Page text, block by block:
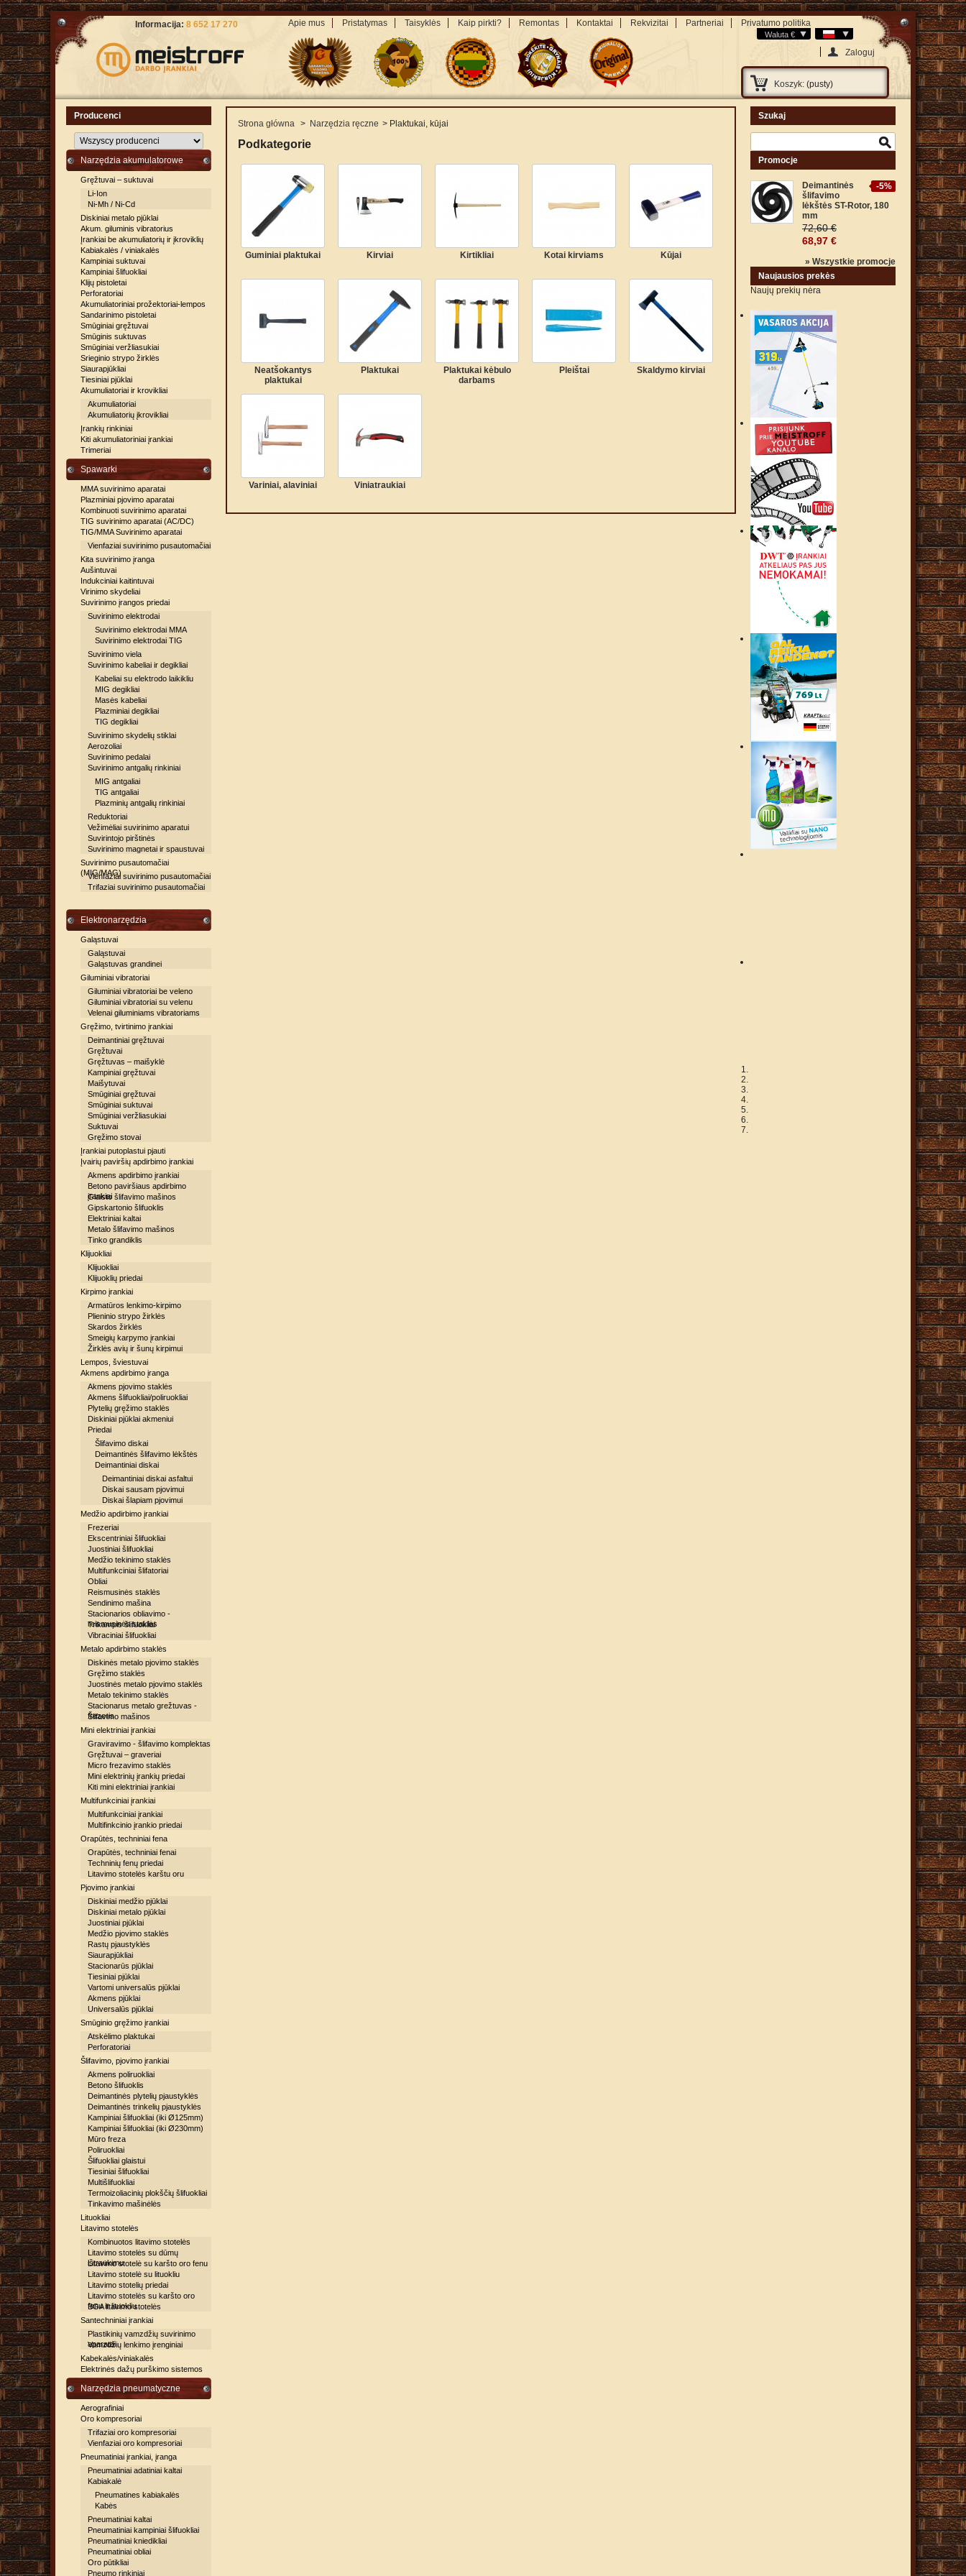
Apie mus Pristatymas Taisyklės Kaip pirkti? Remontas Kontaktai Rekvizitai Partneriai Privatumo politika
Waluta €
Informacija: 8 652 17 270
Zaloguj
Koszyk: (pusty)
Producenci
Narzędzia akumulatorowe
Gręžtuvai – suktuvai
Li-Ion
Ni-Mh / Ni-Cd
Diskiniai metalo pjūklai
Akum. giluminis vibratorius
Įrankiai be akumuliatorių ir įkroviklių
Kabiakalės / viniakalės
Kampiniai suktuvai
Kampiniai šlifuokliai
Klijų pistoletai
Perforatoriai
Akumuliatoriniai prožektoriai-lempos
Sandarinimo pistoletai
Smūginiai gręžtuvai
Smūginis suktuvas
Smūginiai veržliasukiai
Srieginio strypo žirklės
Siaurapjūkliai
Tiesiniai pjūklai
Akumuliatoriai ir krovikliai
Akumuliatoriai
Akumuliatorių įkrovikliai
Įrankių rinkiniai
Kiti akumuliatoriniai įrankiai
Trimeriai
Spawarki
MMA suvirinimo aparatai
Plazminiai pjovimo aparatai
Kombinuoti suvirinimo aparatai
TIG suvirinimo aparatai (AC/DC)
TIG/MMA Suvirinimo aparatai
Vienfaziai suvirinimo pusautomačiai
Kita suvirinimo įranga
Aušintuvai
Indukciniai kaitintuvai
Virinimo skydeliai
Suvirinimo įrangos priedai
Suvirinimo elektrodai
Suvirinimo elektrodai MMA
Suvirinimo elektrodai TIG
Suvirinimo viela
Suvirinimo kabeliai ir degikliai
Kabeliai su elektrodo laikikliu
MIG degikliai
Masės kabeliai
Plazminiai degikliai
TIG degikliai
Suvirinimo skydelių stiklai
Aerozoliai
Suvirinimo pedalai
Suvirinimo antgalių rinkiniai
MIG antgaliai
TIG antgaliai
Plazminių antgalių rinkiniai
Reduktoriai
Vežimėliai suvirinimo aparatui
Suvirintojo pirštinės
Suvirinimo magnetai ir spaustuvai
Suvirinimo pusautomačiai
(MIG/MAG)
Vienfaziai suvirinimo pusautomačiai
Trifaziai suvirinimo pusautomačiai
Elektronarzędzia
Galąstuvai
Galąstuvai
Galąstuvas grandinei
Giluminiai vibratoriai
Giluminiai vibratoriai be veleno
Giluminiai vibratoriai su velenu
Velenai giluminiams vibratoriams
Gręžimo, tvirtinimo įrankiai
Deimantiniai gręžtuvai
Gręžtuvai
Gręžtuvas – maišyklė
Kampiniai gręžtuvai
Maišytuvai
Smūginiai gręžtuvai
Smūginiai suktuvai
Smūginiai veržliasukiai
Suktuvai
Gręžimo stovai
Įrankiai putoplastui pjauti
Įvairių paviršių apdirbimo įrankiai
Akmens apdirbimo įrankiai
Betono paviršiaus apdirbimo
įrankiai
Glaisto šlifavimo mašinos
Gipskartonio šlifuoklis
Elektriniai kaltai
Metalo šlifavimo mašinos
Tinko grandiklis
Klijuokliai
Klijuokliai
Klijuoklių priedai
Kirpimo įrankiai
Armatūros lenkimo-kirpimo
Plieninio strypo žirklės
Skardos žirklės
Smeigių karpymo įrankiai
Žirklės avių ir šunų kirpimui
Lempos, šviestuvai
Akmens apdirbimo įranga
Akmens pjovimo staklės
Akmens šlifuokliai/poliruokliai
Plytelių gręžimo staklės
Diskiniai pjūklai akmeniui
Priedai
Šlifavimo diskai
Deimantinės šlifavimo lėkštės
Deimantiniai diskai
Deimantiniai diskai asfaltui
Diskai sausam pjovimui
Diskai šlapiam pjovimui
Medžio apdirbimo įrankiai
Frezeriai
Ekscentriniai šlifuokliai
Juostiniai šlifuokliai
Medžio tekinimo staklės
Multifunkciniai šlifatoriai
Obliai
Reismusinės staklės
Sendinimo mašina
Stacionarios obliavimo -
reismusinės staklės
Trikampis šlifuokliai
Vibraciniai šlifuokliai
Metalo apdirbimo staklės
Diskinės metalo pjovimo staklės
Gręžimo staklės
Juostinės metalo pjovimo staklės
Metalo tekinimo staklės
Stacionarus metalo grežtuvas -
frezeris
Šlifavimo mašinos
Mini elektriniai įrankiai
Graviravimo - šlifavimo komplektas
Gręžtuvai – graveriai
Micro frezavimo staklės
Mini elektrinių įrankių priedai
Kiti mini elektriniai įrankiai
Multifunkciniai įrankiai
Multifunkciniai įrankiai
Multifinkcinio įrankio priedai
Orapūtės, techniniai fena
Orapūtės, techniniai fenai
Techninių fenų priedai
Litavimo stotelės karštu oru
Pjovimo įrankiai
Diskiniai medžio pjūklai
Diskiniai metalo pjūklai
Juostiniai pjūklai
Medžio pjovimo staklės
Rastų pjaustyklės
Siaurapjūkliai
Stacionarūs pjūklai
Tiesiniai pjūklai
Vartomi universalūs pjūklai
Akmens pjūklai
Universalūs pjūklai
Smūginio gręžimo įrankiai
Atskėlimo plaktukai
Perforatoriai
Šlifavimo, pjovimo įrankiai
Akmens poliruokliai
Betono šlifuoklis
Deimantinės plytelių pjaustyklės
Deimantinės trinkelių pjaustyklės
Kampiniai šlifuokliai (iki Ø125mm)
Kampiniai šlifuokliai (iki Ø230mm)
Mūro freza
Poliruokliai
Šlifuokliai glaistui
Tiesiniai šlifuokliai
Multišlifuokliai
Termoizoliacinių plokščių šlifuokliai
Tinkavimo mašinėlės
Lituokliai
Litavimo stotelės
Kombinuotos litavimo stotelės
Litavimo stotelės su dūmų
ištraukimu
Litavimo stotelė su karšto oro fenu
Litavimo stotelė su lituokliu
Litavimo stotelių priedai
Litavimo stotelės su karšto oro
fenu ir lituokliu
BGA litavimo stotelės
Santechniniai įrankiai
Plastikinių vamzdžių suvirinimo
aparatai
Vamzdžių lenkimo įrenginiai
Kabekalės/viniakalės
Elektrinės dažų purškimo sistemos
Narzędzia pneumatyczne
Aerografiniai
Oro kompresoriai
Trifaziai oro kompresoriai
Vienfaziai oro kompresoriai
Pneumatiniai įrankiai, įranga
Pneumatiniai adatiniai kaltai
Kabiakalė
Pneumatines kabiakalės
Kabės
Pneumatiniai kaltai
Pneumatiniai kampiniai šlifuokliai
Pneumatiniai kniedikliai
Pneumatiniai obliai
Oro pūtikliai
Pneumo rinkiniai
Strona główna > Narzędzia ręczne > Plaktukai, kūjai
Podkategorie
Guminiai plaktukai Kirviai Kirtikliai Kotai kirviams Kūjai
Neatšokantys
plaktukai
Plaktukai
Plaktukai kėbulo
darbams
Pleištai Skaldymo kirviai
Variniai, alaviniai Viniatraukiai
Szukaj
Promocje
-5%
Deimantinės
šlifavimo
lėkštės ST-Rotor, 180
mm
72,60 €
68,97 €
» Wszystkie promocje
Naujausios prekės
Naujų prekių nėra